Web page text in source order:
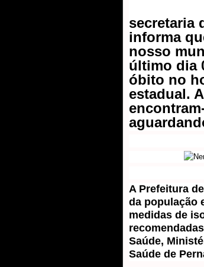
secretaria
informa
nosso
último dia
óbito no
estadual.
A Prefeitura
da população
medidas de
Saúde,
Saúde de